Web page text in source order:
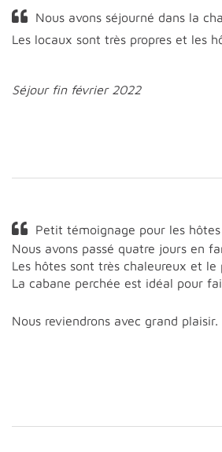
Nous avons séjourné dans la
Les locaux sont très propres et les
Séjour fin février 2022
Petit témoignage pour les
Nous avons passé quatre jours en
Les hôtes sont très chaleureux et
La cabane perchée est idéal pour
Nous reviendrons avec grand plaisir.